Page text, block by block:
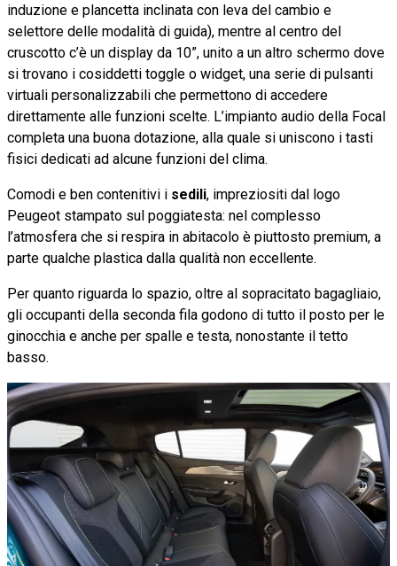
induzione e plancetta inclinata con leva del cambio e
selettore delle modalità di guida), mentre al centro del
cruscotto c’è un display da 10”, unito a un altro schermo dove
si trovano i cosiddetti toggle o widget, una serie di pulsanti
virtuali personalizzabili che permettono di accedere
direttamente alle funzioni scelte. L’impianto audio della Focal
completa una buona dotazione, alla quale si uniscono i tasti
fisici dedicati ad alcune funzioni del clima.
Comodi e ben contenitivi i sedili, impreziositi dal logo
Peugeot stampato sul poggiatesta: nel complesso
l’atmosfera che si respira in abitacolo è piuttosto premium, a
parte qualche plastica dalla qualità non eccellente.
Per quanto riguarda lo spazio, oltre al sopracitato bagagliaio,
gli occupanti della seconda fila godono di tutto il posto per le
ginocchia e anche per spalle e testa, nonostante il tetto
basso.